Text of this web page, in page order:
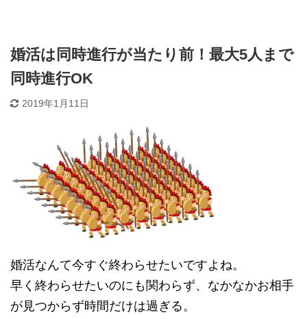
婚活は同時進行が当たり前！最大5人まで
同時進行OK
2019年1月11日
婚活なんて今すぐ終わらせたいですよね。
早く終わらせたいのにも関わらず、なかなかお相手
が見つからず時間だけは過ぎる。